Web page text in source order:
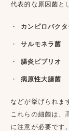
代表的な原因菌と
カンピロバクタ
サルモネラ菌
腸炎ビブリオ
病原性大腸菌
などが挙げられま
これらの細菌は、
に注意が必要です。